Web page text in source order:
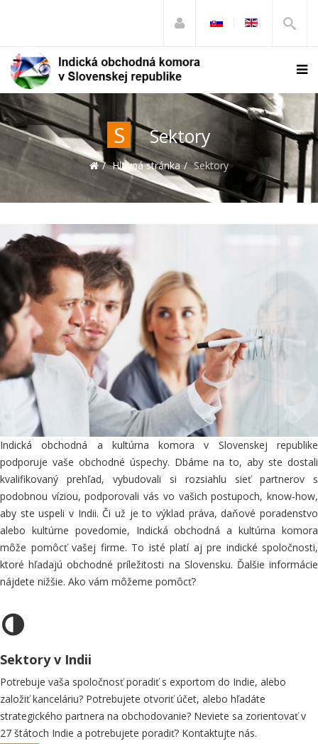
S Sektory
Hlavná stránka Sektory
Indická obchodná a kultúrnakomorav Slovenskej republike
podporuje vaše obchodné úspechy. Dbáme na to,aby ste dostali
kvalifikovaný prehľad, vybudovali si rozsiahlu sieť partnerov s
podobnou víziou,podporovali vás vo vašich postupoch, know-how,
aby ste uspeli v Indii. Či už je to výklad práva, daňové poradenstvo
alebo kultúrne povedomie, Indická obchodná a kultúrna komora
môže pomôcť vašej firme. To isté platí aj pre indické spoločnosti,
ktoré hľadajú obchodné príležitosti na Slovensku. Ďalšie informácie
nájdete nižšie. Ako vám môžeme pomôcť?
Sektory v Indii
Potrebuje vaša spoločnosť poradiť s exportom do Indie, alebo
založiť kanceláriu? Potrebujete otvoriť účet, alebo hľadáte
strategického partnera na obchodovanie? Neviete sa zorientovať v
27 štátoch Indie a potrebujete poradiť? Kontaktujte nás.